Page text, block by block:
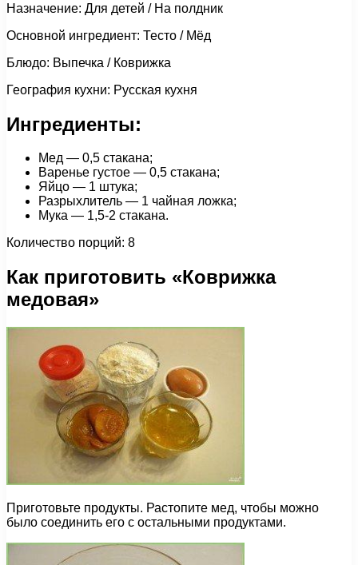
Назначение: Для детей / На полдник
Основной ингредиент: Тесто / Мёд
Блюдо: Выпечка / Коврижка
География кухни: Русская кухня
Ингредиенты:
Мед — 0,5 стакана;
Варенье густое — 0,5 стакана;
Яйцо — 1 штука;
Разрыхлитель — 1 чайная ложка;
Мука — 1,5-2 стакана.
Количество порций: 8
Как приготовить «Коврижка
медовая»
Приготовьте продукты. Растопите мед, чтобы можно
было соединить его с остальными продуктами.